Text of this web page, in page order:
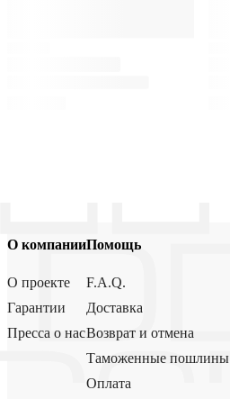
О компании
О проекте
Гарантии
Пресса о нас
Помощь
F.A.Q.
Доставка
Возврат и отмена
Таможенные пошлины
Оплата